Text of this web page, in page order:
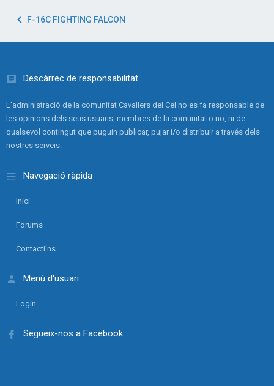
F-16C FIGHTING FALCON
Descàrrec de responsabilitat
L'administració de la comunitat Cavallers del Cel no es fa responsable de
les opinions dels seus usuaris, membres de la comunitat o no, ni de
qualsevol contingut que puguin publicar, pujar i/o distribuir a través dels
nostres serveis.
Navegació ràpida
Inici
Forums
Contacti'ns
Menú d'usuari
Login
Segueix-nos a Facebook